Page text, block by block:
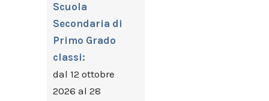
Scuola
Secondaria di
Primo Grado
classi:
dal 12 ottobre
2026 al 28